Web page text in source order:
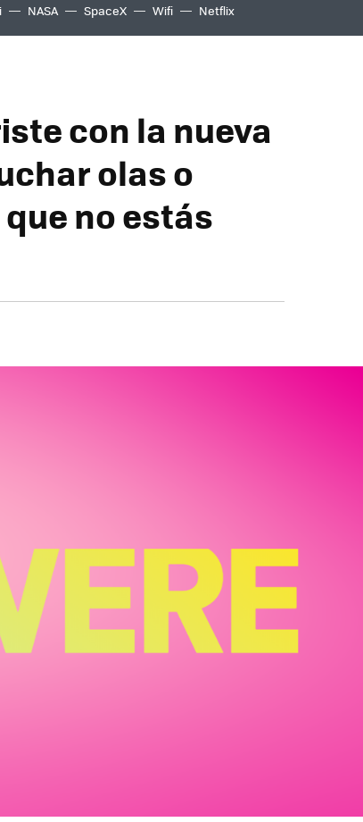
NASA SpaceX Wifi Netflix
con la nueva
olas o
no estás